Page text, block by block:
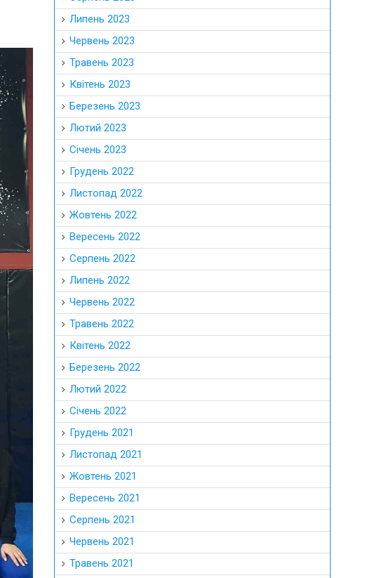
Липень 2023
Червень 2023
Травень 2023
Квітень 2023
Березень 2023
Лютий 2023
Січень 2023
Грудень 2022
Листопад 2022
Жовтень 2022
Вересень 2022
Серпень 2022
Липень 2022
Червень 2022
Травень 2022
Квітень 2022
Березень 2022
Лютий 2022
Січень 2022
Грудень 2021
Листопад 2021
Жовтень 2021
Вересень 2021
Серпень 2021
Червень 2021
Травень 2021